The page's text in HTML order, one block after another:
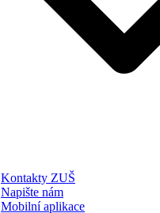
Kontakty ZUŠ
Napište nám
Mobilní aplikace